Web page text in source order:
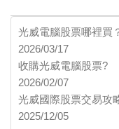
光威電腦股票哪裡買
2026/03/17
收購光威電腦股票?
2026/02/07
光威國際股票交易攻
2025/12/05